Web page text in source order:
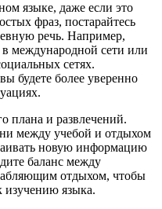
языке, даже если это
фраз, постарайтесь
речь. Например,
в международной сети или
сетях.
будете более уверенно
плана и развлечений.
между учебой и отдыхом
новую информацию
баланс между
отдыхом, чтобы
изучению языка.